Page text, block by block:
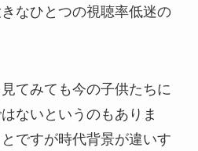
なひとつの視聴率低迷の
てみても今の子供たちに
ないというのもありま
ですが時代背景が違いす